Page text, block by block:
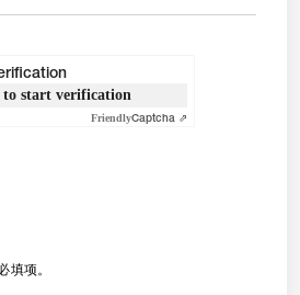
start verification
FriendlyCaptcha ⇗
填项。